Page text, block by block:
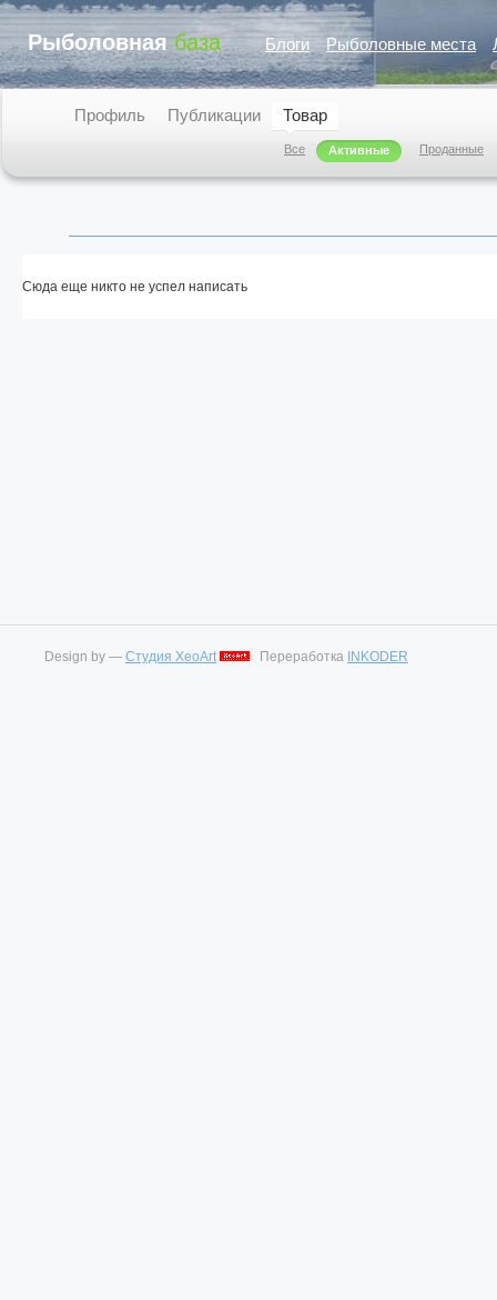
Рыболовная база Блоги Рыболовные места
Профиль Публикации Товар
Все Активные Проданные
Сюда еще никто не успел написать
Design by — Студия XeoArt Переработка INKODER